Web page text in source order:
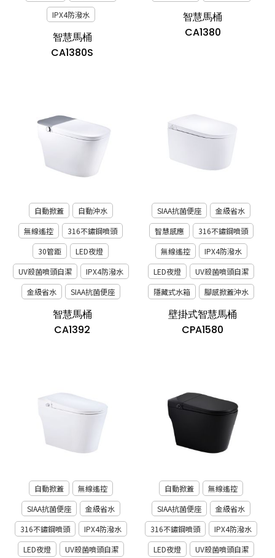
IPX4防潑水
智慧馬桶
CA1380S
智慧馬桶
CA1380
自動掀蓋
自動沖水
無線遙控
316不鏽鋼噴頭
30管距
LED夜燈
UV殺菌噴頭自潔
IPX4防潑水
金級省水
SIAA抗菌便座
智慧馬桶
CA1392
SIAA抗菌便座
金級省水
智慧感應
316不鏽鋼噴頭
無線遙控
IPX4防潑水
LED夜燈
UV殺菌噴頭自潔
隱藏式水箱
腳感掀蓋沖水
壁掛式智慧馬桶
CPA1580
自動掀蓋
無線遙控
SIAA抗菌便座
金級省水
316不鏽鋼噴頭
IPX4防潑水
LED夜燈
UV殺菌噴頭自潔
自動掀蓋
無線遙控
SIAA抗菌便座
金級省水
316不鏽鋼噴頭
IPX4防潑水
LED夜燈
UV殺菌噴頭自潔